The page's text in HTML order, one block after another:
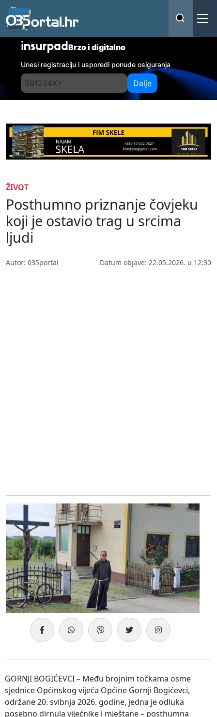
insurpadBrzo i digitalno
Unesi registraciju i usporedi ponude osiguranja
Dalje
ŽIVOT
Posthumno priznanje čovjeku
koji je ostavio trag u srcima
ljudi
Autor: 035portal Datum objave: 22.05.2026. u 12:30
GORNJI BOGIĆEVCI – Među brojnim točkama osme
sjednice Općinskog vijeća Općine Gornji Bogićevci,
održane 20. svibnja 2026. godine, jedna je odluka
posebno dirnula vijećnike i mještane – posthumna